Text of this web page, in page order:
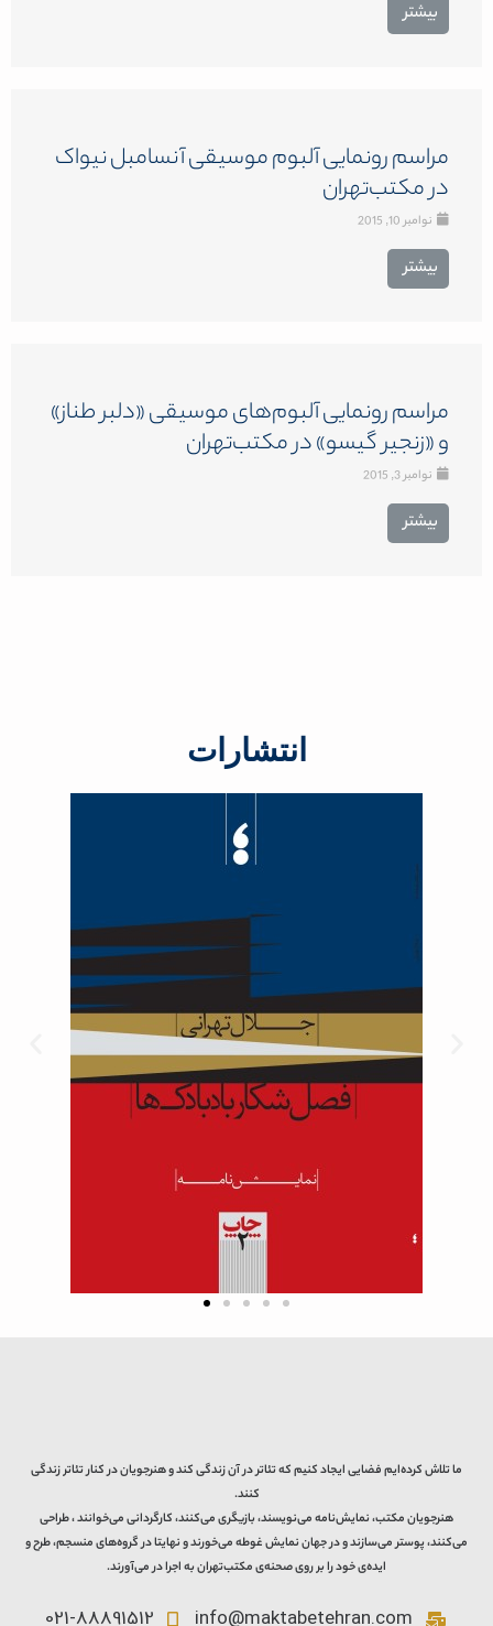
بیشتر
مراسم رونمایی آلبوم موسیقی آنسامبل نیواک
در مکتب‌تهران
نوامبر 10, 2015
بیشتر
مراسم رونمایی آلبوم‌های موسیقی «دلبر طناز»
و «زنجیر گیسو» در مکتب‌تهران
نوامبر 3, 2015
بیشتر
انتشارات
ما تلاش کرده‌ایم فضایی ایجاد کنیم که تئاتر در آن زندگی کند و هنرجویان در کنار تئاتر زندگی
کنند.
هنرجویان مکتب، نمایش‌نامه می‌نویسند، بازیگری می‌کنند، کارگردانی می‌خوانند ، طراحی
می‌کنند، پوستر می‌سازند و در جهان نمایش غوطه می‌خورند و نهایتا در گروه‌های منسجم، طرح و
ایده‌ی خود را بر روی صحنه‌ی مکتب‌تهران به اجرا در می‌آورند.
info@maktabetehran.com
021-88891512